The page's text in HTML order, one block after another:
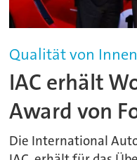
Qualität von
IAC erhält
Award von
Die International